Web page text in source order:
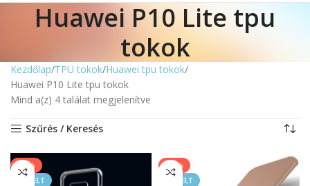
Huawei P10 Lite tpu
tokok
Kezdőlap TPU tokok Huawei tpu tokok
Huawei P10 Lite tpu tokok
Mind a(z) 4 találat megjelenítve
Szűrés / Keresés
-20%
KIEMELT
-14%
KIEMELT